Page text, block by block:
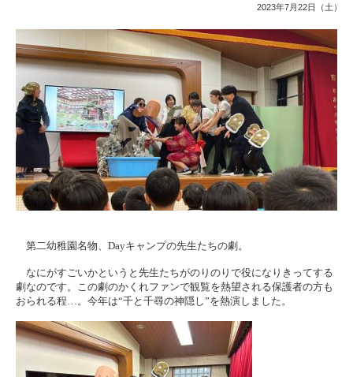
2023年7月22日（土）
第二幼稚園名物、Dayキャンプの先生たちの劇。
なにがすごいかというと先生たちがのりのりで役になりきってする
劇なのです。この劇のかくれファンで観覧を熱望される保護者の方も
おられる程…。今年は“千と千尋の神隠し”を熱演しました。